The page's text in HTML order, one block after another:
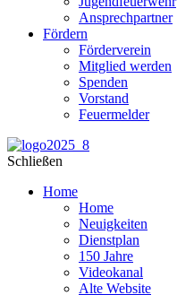
Ansprechpartner
Fördern
Förderverein
Mitglied werden
Spenden
Vorstand
Feuermelder
Schließen
Home
Home
Neuigkeiten
Dienstplan
150 Jahre
Videokanal
Alte Website